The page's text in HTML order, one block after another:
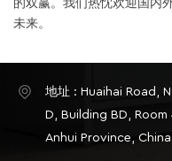
的双赢。我们热忱欢迎国内
未来。
地址 : Huaihai Road,
D, Building BD, Room
Anhui Province, China